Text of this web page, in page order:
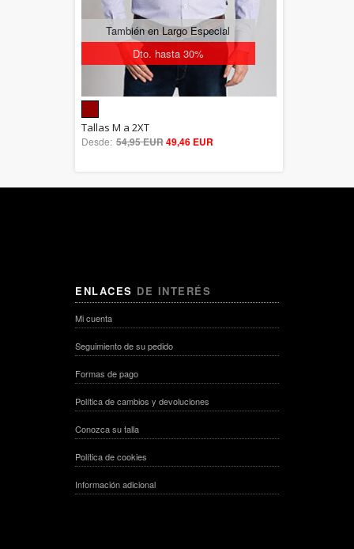
Dto. hasta 30%
También en Largo Especial
5.00
out of 5
Tallas M a 2XT
Desde: 54,95 EUR49,46 EUR
ENLACES DE INTERÉS
Mi cuenta
Seguimiento de su pedido
Formas de pago
Política de cambios y devoluciones
Conozca su talla
Política de cookies
Información adicional